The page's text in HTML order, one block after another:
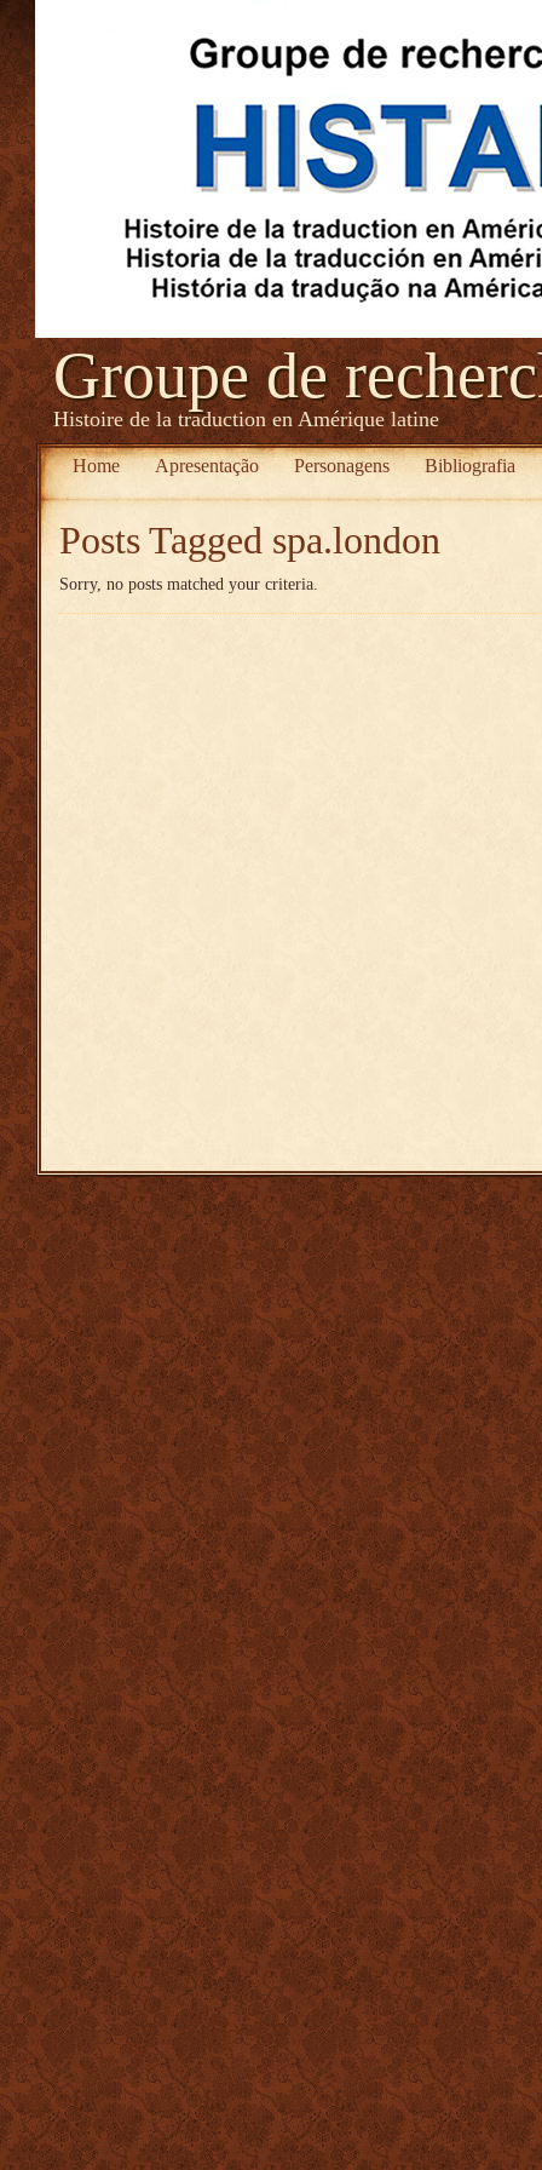
Groupe de
Histoire de la traduction en Amérique latine
Home Apresentação Personagens Bibliografia
Posts Tagged spa.london
Sorry, no posts matched your criteria.